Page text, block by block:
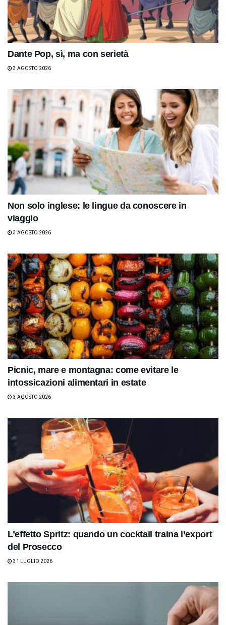
Dante Pop, sì, ma con serietà
3 AGOSTO 2026
Non solo inglese: le lingue da conoscere in
viaggio
3 AGOSTO 2026
Picnic, mare e montagna: come evitare le
intossicazioni alimentari in estate
3 AGOSTO 2026
L’effetto Spritz: quando un cocktail traina l’export
del Prosecco
31 LUGLIO 2026